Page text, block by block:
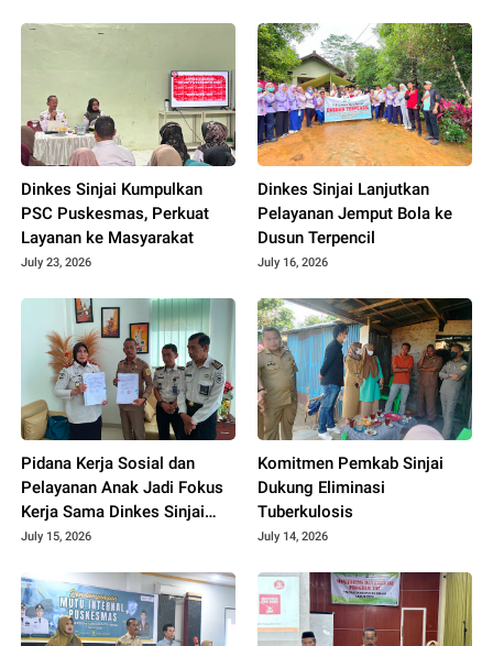
Dinkes Sinjai Kumpulkan
PSC Puskesmas, Perkuat
Layanan ke Masyarakat
July 23, 2026
Dinkes Sinjai Lanjutkan
Pelayanan Jemput Bola ke
Dusun Terpencil
July 16, 2026
Pidana Kerja Sosial dan
Pelayanan Anak Jadi Fokus
Kerja Sama Dinkes Sinjai
dan Bapas Bone
July 15, 2026
Komitmen Pemkab Sinjai
Dukung Eliminasi
Tuberkulosis
July 14, 2026